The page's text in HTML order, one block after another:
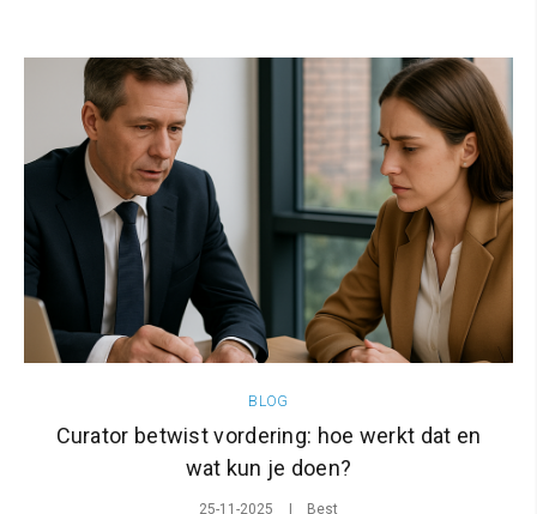
BLOG
Curator betwist vordering: hoe werkt dat en
wat kun je doen?
25-11-2025 Best